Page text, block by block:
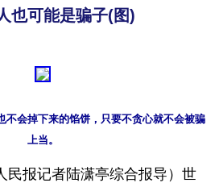
也可能是骗子(图)
不会掉下来的馅饼，只要不贪心就不会被骗
民报记者陆潇亭综合报导）世